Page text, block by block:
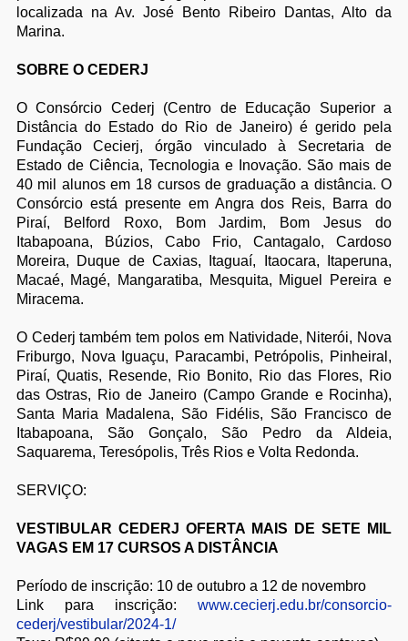
localizada na Av. José Bento Ribeiro Dantas, Alto da
Marina.
SOBRE O CEDERJ
O Consórcio Cederj (Centro de Educação Superior a
Distância do Estado do Rio de Janeiro) é gerido pela
Fundação Cecierj, órgão vinculado à Secretaria de
Estado de Ciência, Tecnologia e Inovação. São mais de
40 mil alunos em 18 cursos de graduação a distância. O
Consórcio está presente em Angra dos Reis, Barra do
Piraí, Belford Roxo, Bom Jardim, Bom Jesus do
Itabapoana, Búzios, Cabo Frio, Cantagalo, Cardoso
Moreira, Duque de Caxias, Itaguaí, Itaocara, Itaperuna,
Macaé, Magé, Mangaratiba, Mesquita, Miguel Pereira e
Miracema.
O Cederj também tem polos em Natividade, Niterói, Nova
Friburgo, Nova Iguaçu, Paracambi, Petrópolis, Pinheiral,
Piraí, Quatis, Resende, Rio Bonito, Rio das Flores, Rio
das Ostras, Rio de Janeiro (Campo Grande e Rocinha),
Santa Maria Madalena, São Fidélis, São Francisco de
Itabapoana, São Gonçalo, São Pedro da Aldeia,
Saquarema, Teresópolis, Três Rios e Volta Redonda.
SERVIÇO:
VESTIBULAR CEDERJ OFERTA MAIS DE SETE MIL
VAGAS EM 17 CURSOS A DISTÂNCIA
Período de inscrição: 10 de outubro a 12 de novembro
Link para inscrição:www.cecierj.edu.br/consorcio-
cederj/vestibular/2024-1/